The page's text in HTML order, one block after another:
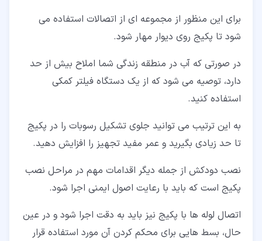
برای این منظور از مجموعه ای از اتصالات استفاده می
شود تا پکیج روی دیوار مهار شود.
در صورتی که آب در منطقه زندگی شما املاح بیش از حد
دارد، توصیه می شود که از یک دستگاه فیلتر کمکی
استفاده کنید.
به این ترتیب می توانید جلوی تشکیل رسوبات را در پکیج
تا حد زیادی بگیرید و عمر مفید تجهیز را افزایش دهید.
نصب دودکش از جمله دیگر اقدامات مهم در مراحل نصب
پکیج است که باید با رعایت اصول ایمنی اجرا شود.
اتصال لوله ها با پکیج نیز باید به دقت اجرا شود و در عین
حال، بسط هایی برای محکم کردن آن مورد استفاده قرار